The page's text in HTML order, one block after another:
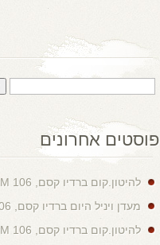
פוסטים אחרונים
להיטון.קום ברדיו קסם, 106 FM
מעדן ויניל היום ברדיו קסם, 106 FM
להיטון.קום ברדיו קסם, 106 FM